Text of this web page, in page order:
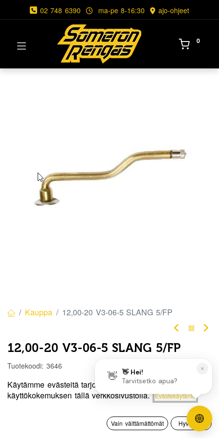
Hinta:
Lisää ostoskoriin
0
Toivelista Tili
02 748 6390 ma-pe 8-16:30 ajo-ohjeet
0
Kauppa 12,00-20 V3-06-5 SLANG 5/FP
12,00-20 V3-06-5 SLANG 5/FP
Tuotekoodi: 3646
45,00€ / kpl
Käytämme evästeitä tarjotaksemme sinulle paremman
käyttökokemuksen tällä verkkosivustolla.
Evästekäytäntö
Vain välttämättömät Hyväksyn